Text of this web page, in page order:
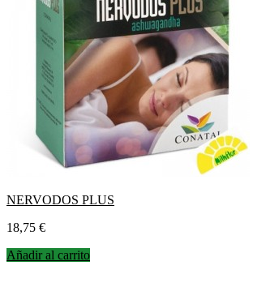
NERVODOS PLUS
Precio
18,75 €
Añadir al carrito